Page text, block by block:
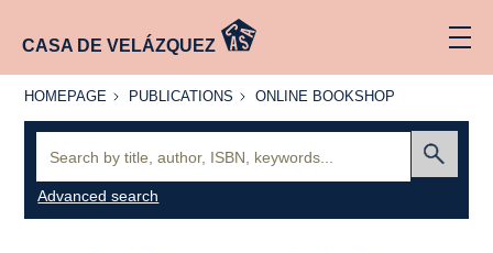
CASA DE VELÁZQUEZ
HOMEPAGE
HOMEPAGE PUBLICATIONS
PUBLICATIONS
ONLINE
ONLINE BOOKSHOP
Advanced search